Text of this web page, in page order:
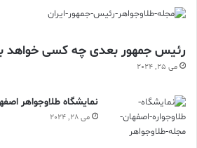
رئیس جمهور بعدی چه کسی خواهد
می 25, 2024
نمایشگاه طلاوجواهر اصفهان
می 28, 2024